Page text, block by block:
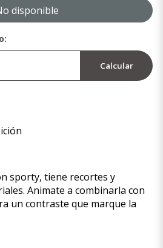
disponible
Calcular
sporty, tiene recortes y
Animate a combinarla con
un contraste que marque la